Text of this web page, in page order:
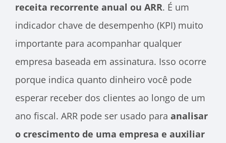
receita recorrente anual ou ARR. É um
indicador chave de desempenho (KPI) muito
importante para acompanhar qualquer
empresa baseada em assinatura. Isso ocorre
porque indica quanto dinheiro você pode
esperar receber dos clientes ao longo de um
ano fiscal. ARR pode ser usado para analisar
o crescimento de uma empresa e auxiliar